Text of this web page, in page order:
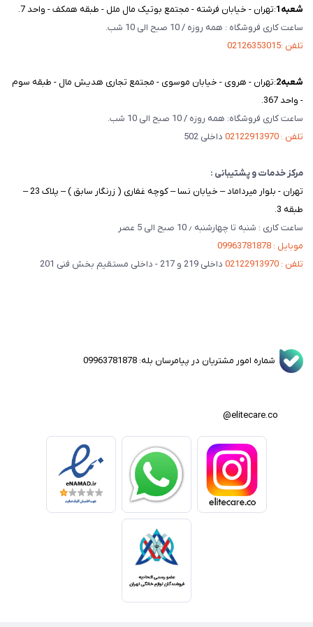
شعبه‌1 :تهران - خیابان فرشته - مجتمع بوتیک مال ملل - طبقه همکف - واحد 7.
ساعت کاری فروشگاه : همه روزه / 10 صبح الی 10 شب.
تلفن :02126353015
شعبه‌2 :تهران - هروی - خیابان موسوی - مجتمع تجاری هدیش مال - طبقه سوم
- واحد 367.
ساعت کاری فروشگاه: همه روزه / 10 صبح الی 10 شب.
تلفن : 02122913970
داخلی 502
مرکز خدمات و پشتیبانی :
تهران - بلوار میرداماد – خیابان نسا – کوچه غفاری ( زرنگار سابق ) – پلاک 23 –
طبقه 3.
ساعت کاری : شنبه تا چهارشنبه ٫ 10 صبح الی 5 عصر
موبایل : 09963781878
تلفن : 02122913970
داخلی 219 و 217 - داخلی مستقیم بخش فنی 201
شماره امور مشتریان در پیامرسان بله: 09963781878